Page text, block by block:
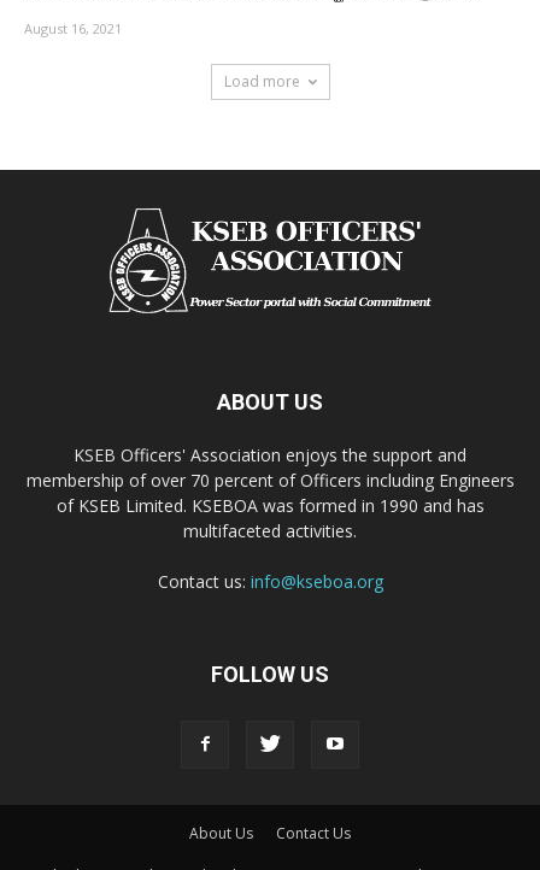
August 16, 2021
Load more
ABOUT US
KSEB Officers' Association enjoys the support and
membership of over 70 percent of Officers including Engineers
of KSEB Limited. KSEBOA was formed in 1990 and has
multifaceted activities.
Contact us: info@kseboa.org
FOLLOW US
About Us Contact Us